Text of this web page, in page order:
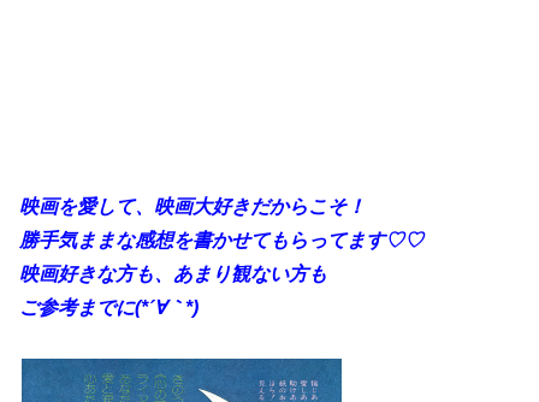
映画を愛して、映画大好きだからこそ！
勝手気ままな感想を書かせてもらってます♡♡
映画好きな方も、あまり観ない方も
ご参考までに(*´∀｀*)